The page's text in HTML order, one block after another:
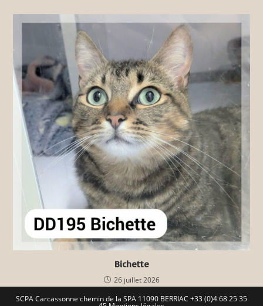
Bichette
26 juillet 2026
SCPA Carcassonne chemin de la SPA 11090 BERRIAC +33 (0)4 68 25 35